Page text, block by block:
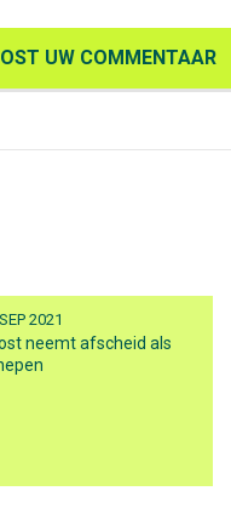
2021
neemt afscheid als